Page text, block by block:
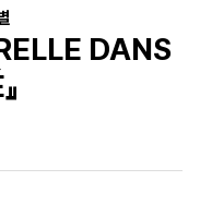
DANS